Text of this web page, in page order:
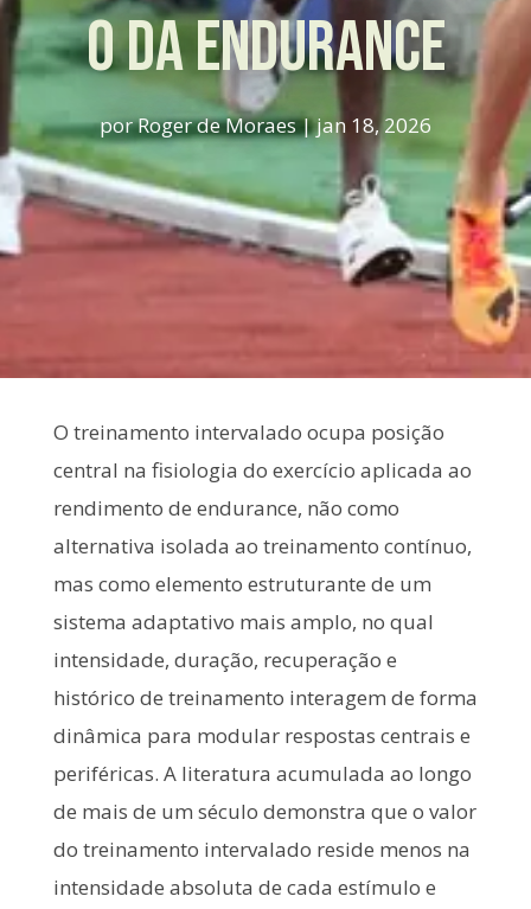
o da endurance
porRoger de Moraes|jan 18, 2026
O treinamento intervalado ocupa posição
central na fisiologia do exercício aplicada ao
rendimento de endurance, não como
alternativa isolada ao treinamento contínuo,
mas como elemento estruturante de um
sistema adaptativo mais amplo, no qual
intensidade, duração, recuperação e
histórico de treinamento interagem de forma
dinâmica para modular respostas centrais e
periféricas. A literatura acumulada ao longo
de mais de um século demonstra que o valor
do treinamento intervalado reside menos na
intensidade absoluta de cada estímulo e